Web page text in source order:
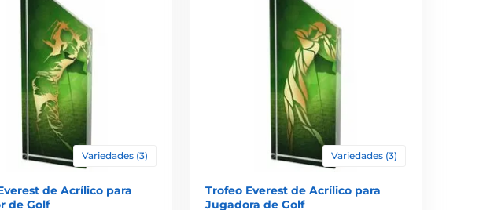
Variedades (3)
de Acrílico para
de Golf
Variedades (3)
Trofeo Everest de Acrílico para
Jugadora de Golf